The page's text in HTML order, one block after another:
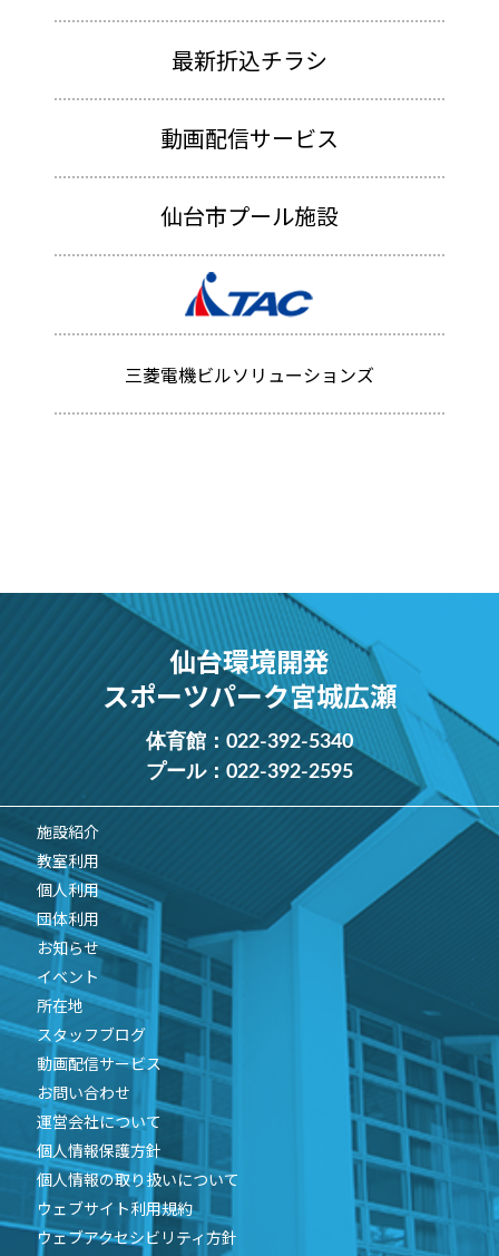
最新折込チラシ
動画配信サービス
仙台市プール施設
三菱電機ビルソリューションズ
仙台環境開発
スポーツパーク宮城広瀬
体育館： 022-392-5340
プール： 022-392-2595
施設紹介
教室利用
個人利用
団体利用
お知らせ
イベント
所在地
スタッフブログ
動画配信サービス
お問い合わせ
運営会社について
個人情報保護方針
個人情報の取り扱いについて
ウェブサイト利用規約
ウェブアクセシビリティ方針